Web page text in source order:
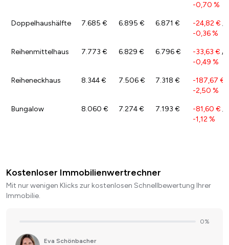
-0,70 %
Doppelhaushälfte 7.685 € 6.895 € 6.871 € -24,82 € /
-0,36 %
Reihenmittelhaus 7.773 € 6.829 € 6.796 € -33,63 € /
-0,49 %
Reiheneckhaus 8.344 € 7.506 € 7.318 € -187,67 €
-2,50 %
Bungalow 8.060 € 7.274 € 7.193 € -81,60 € /
-1,12 %
Kostenloser Immobilienwertrechner
Mit nur wenigen Klicks zur kostenlosen Schnellbewertung Ihrer
Immobilie.